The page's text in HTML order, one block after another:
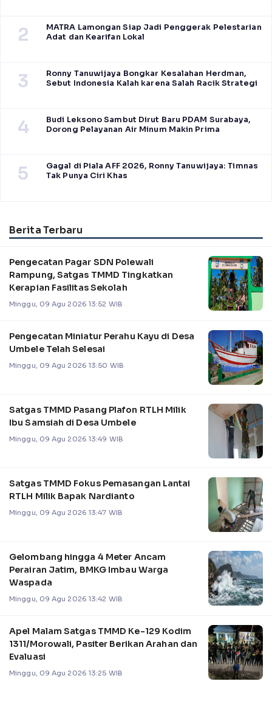
2
MATRA Lamongan Siap Jadi Penggerak Pelestarian
Adat dan Kearifan Lokal
3
Ronny Tanuwijaya Bongkar Kesalahan Herdman,
Sebut Indonesia Kalah karena Salah Racik Strategi
4
Budi Leksono Sambut Dirut Baru PDAM Surabaya,
Dorong Pelayanan Air Minum Makin Prima
5
Gagal di Piala AFF 2026, Ronny Tanuwijaya: Timnas
Tak Punya Ciri Khas
Berita Terbaru
Pengecatan Pagar SDN Polewali
Rampung, Satgas TMMD Tingkatkan
Kerapian Fasilitas Sekolah
Minggu, 09 Agu 2026 13:52 WIB
Pengecatan Miniatur Perahu Kayu di Desa
Umbele Telah Selesai
Minggu, 09 Agu 2026 13:50 WIB
Satgas TMMD Pasang Plafon RTLH Milik
Ibu Samsiah di Desa Umbele
Minggu, 09 Agu 2026 13:49 WIB
Satgas TMMD Fokus Pemasangan Lantai
RTLH Milik Bapak Nardianto
Minggu, 09 Agu 2026 13:47 WIB
Gelombang hingga 4 Meter Ancam
Perairan Jatim, BMKG Imbau Warga
Waspada
Minggu, 09 Agu 2026 13:42 WIB
Apel Malam Satgas TMMD Ke-129 Kodim
1311/Morowali, Pasiter Berikan Arahan dan
Evaluasi
Minggu, 09 Agu 2026 13:25 WIB